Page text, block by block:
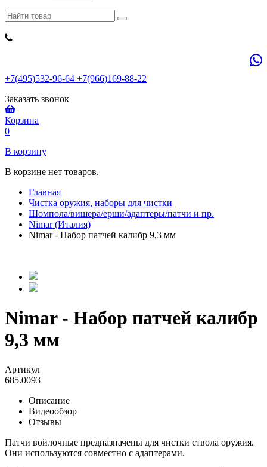
+7(495)532-96-64 +7(966)169-88-22
Заказать звонок
Корзина
0
В корзину
В корзине нет товаров.
Главная
Чистка оружия, наборы для чистки
Шомпола/вишера/ерши/адаптеры/патчи и пр.
Nimar (Италия)
Nimar - Набор патчей калибр 9,3 мм
Nimar - Набор патчей калибр
9,3 мм
Артикул
685.0093
Описание
Видеообзор
Отзывы
Патчи войлочные предназначены для чистки ствола оружия.
Они используются совместно с адаптерами.